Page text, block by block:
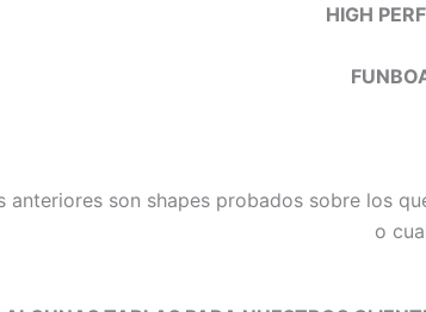
HIGH
anteriores son shapes probados sobre los
o